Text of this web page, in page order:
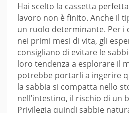
Hai scelto la cassetta
lavoro non è finito. Anche il
un ruolo determinante. Per
nei primi mesi di vita, gli
consigliano di evitare le
loro tendenza a esplorare il
potrebbe portarli a ingerire
la sabbia si compatta nello
nell’intestino, il rischio di un
Privilegia quindi sabbie